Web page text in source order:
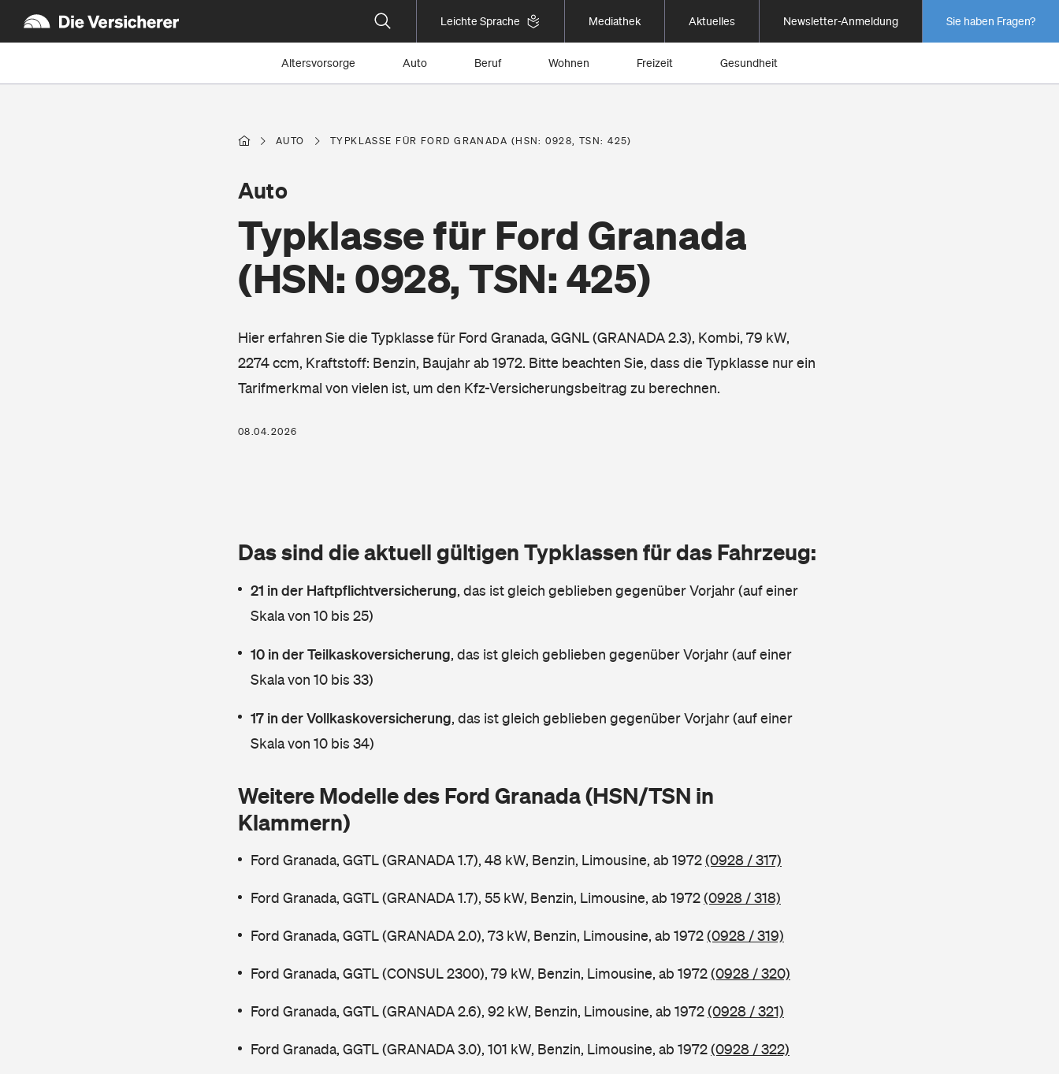
Leichte Sprache Mediathek Aktuelles Newsletter-Anmeldung Sie haben Fragen?
Altersvorsorge Auto Beruf Wohnen Freizeit Gesundheit
AUTO TYPKLASSE FÜR FORD GRANADA (HSN: 0928, TSN: 425)
Typklasse für Ford Granada
(HSN: 0928, TSN: 425)
Auto
Hier erfahren Sie die Typklasse für Ford Granada, GGNL (GRANADA 2.3), Kombi, 79 kW,
2274 ccm, Kraftstoff: Benzin, Baujahr ab 1972. Bitte beachten Sie, dass die Typklasse nur ein
Tarifmerkmal von vielen ist, um den Kfz-Versicherungsbeitrag zu berechnen.
08.04.2026
Das sind die aktuell gültigen Typklassen für das Fahrzeug:
21 in der Haftpflichtversicherung, das ist gleich geblieben gegenüber Vorjahr (auf einer
Skala von 10 bis 25)
10 in der Teilkaskoversicherung, das ist gleich geblieben gegenüber Vorjahr (auf einer
Skala von 10 bis 33)
17 in der Vollkaskoversicherung, das ist gleich geblieben gegenüber Vorjahr (auf einer
Skala von 10 bis 34)
Weitere Modelle des Ford Granada (HSN/TSN in
Klammern)
Ford Granada, GGTL (GRANADA 1.7), 48 kW, Benzin, Limousine, ab 1972(0928 / 317)
Ford Granada, GGTL (GRANADA 1.7), 55 kW, Benzin, Limousine, ab 1972(0928 / 318)
Ford Granada, GGTL (GRANADA 2.0), 73 kW, Benzin, Limousine, ab 1972(0928 / 319)
Ford Granada, GGTL (CONSUL 2300), 79 kW, Benzin, Limousine, ab 1972(0928 / 320)
Ford Granada, GGTL (GRANADA 2.6), 92 kW, Benzin, Limousine, ab 1972(0928 / 321)
Ford Granada, GGTL (GRANADA 3.0), 101 kW, Benzin, Limousine, ab 1972(0928 / 322)